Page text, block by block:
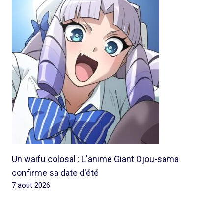
Un waifu colosal : L'anime Giant Ojou-sama
confirme sa date d'été
7 août 2026